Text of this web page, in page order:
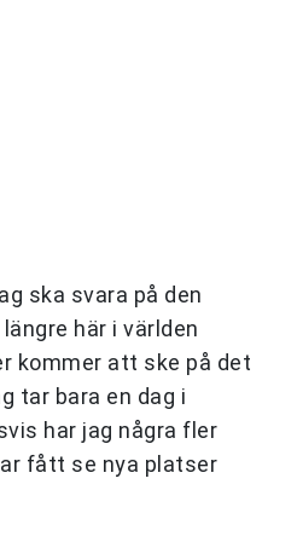
ska svara på den
här i världen
kommer att ske på det
tar bara en dag i
har jag några fler
fått se nya platser